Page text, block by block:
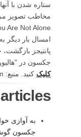
ستاره شدن با
مخاطب تصویر
امسال بار دیگر
پانتیجز
جکسون در
کلیک کنید. منبع: eMJey.com / michaeljackson.com
به آوازی
جکسون